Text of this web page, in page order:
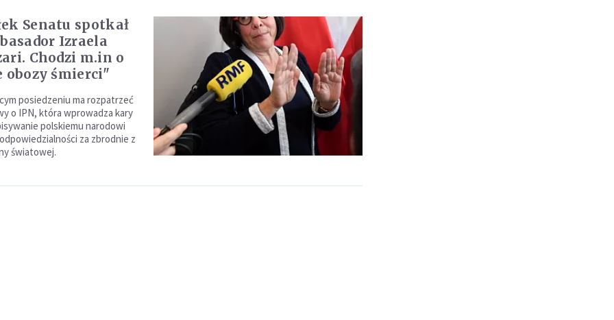
Senatu spotkał
Izraela
Chodzi m.in o
obozy śmierci"
posiedzeniu ma rozpatrzeć
o IPN, która wprowadza kary
polskiemu narodowi
za zbrodnie z
światowej.